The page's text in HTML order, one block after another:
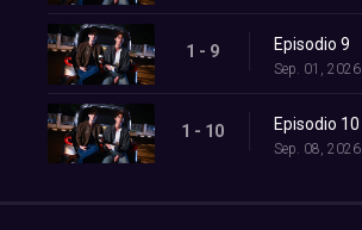
1 - 9 Episodio 9
Sep. 01, 2026
1 - 10 Episodio 10
Sep. 08, 2026